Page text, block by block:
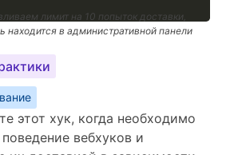
лимит на 10 попыток доставки,
находится в административной панели
этот хук, когда необходимо
вебхуков и